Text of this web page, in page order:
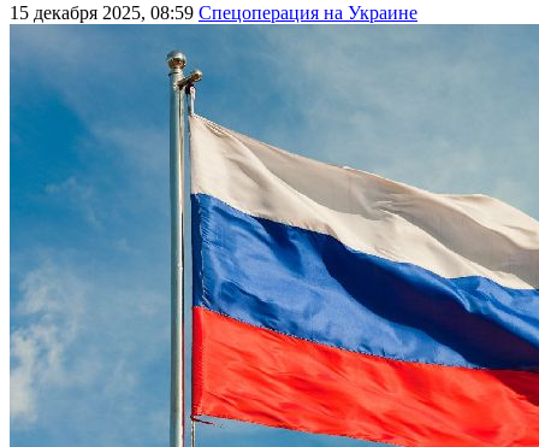
15 декабря 2025, 08:59 Спецоперация на Украине